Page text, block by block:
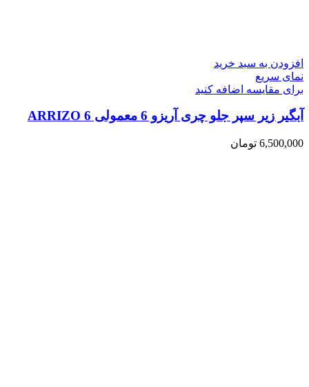
افزودن به سبد خرید
نمای سریع
برای مقایسه اضافه کنید
آبگیر زیر سپر جلو چری آریزو 6 معمولی ARRIZO 6
6,500,000 تومان